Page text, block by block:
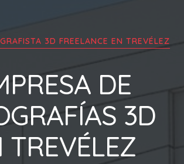
3D FREELANCE EN TREVÉLEZ
DE
3D
TREVÉLEZ